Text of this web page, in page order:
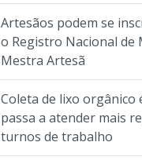
Artesãos podem se
o Registro Nacional de
Mestra Artesã
Coleta de lixo orgânico
passa a atender mais
turnos de trabalho